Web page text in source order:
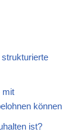
mit
können
ist?